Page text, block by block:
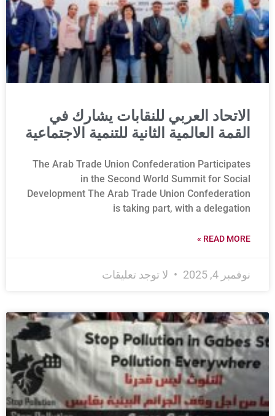
الاتحاد العربي للنقابات يشارك في
القمة العالمية الثانية للتنمية الاجتماعية
The Arab Trade Union Confederation Participates
in the Second World Summit for Social
Development The Arab Trade Union Confederation
is taking part, with a delegation
READ MORE »
نوفمبر 4, 2025 لا توجد تعليقات